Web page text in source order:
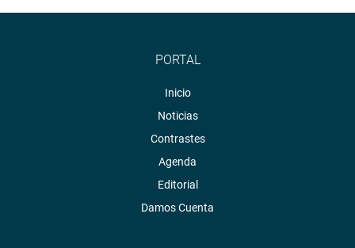
PORTAL
Inicio
Noticias
Contrastes
Agenda
Editorial
Damos Cuenta